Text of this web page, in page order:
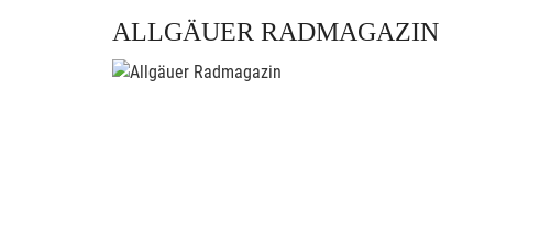
ALLGÄUER RADMAGAZIN